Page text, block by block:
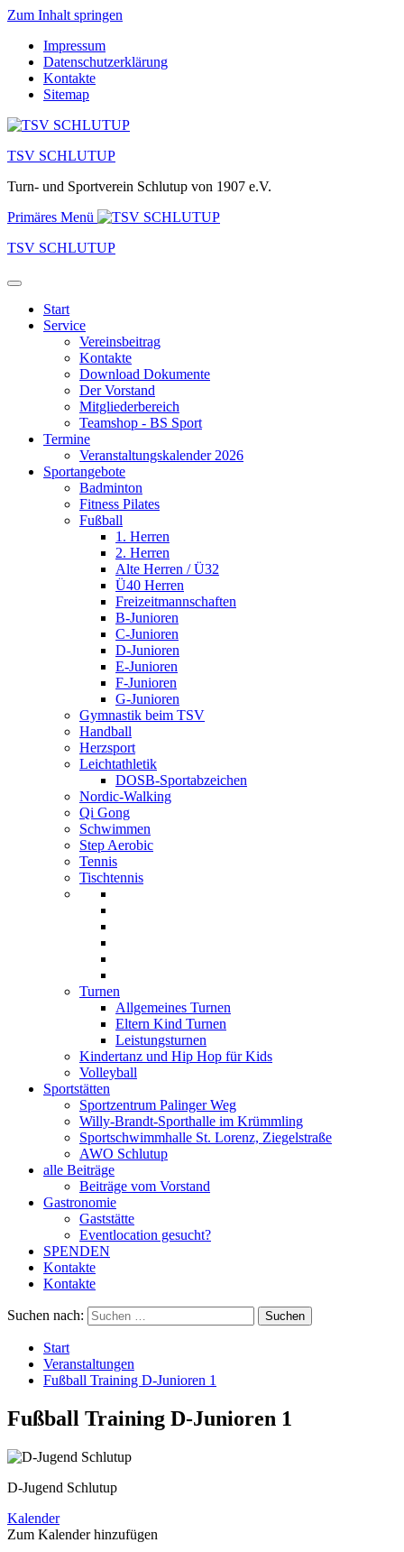
Zum Inhalt springen
Impressum
Datenschutzerklärung
Kontakte
Sitemap
TSV SCHLUTUP
Turn- und Sportverein Schlutup von 1907 e.V.
Primäres Menü
TSV SCHLUTUP
Start
Service
Vereinsbeitrag
Kontakte
Download Dokumente
Der Vorstand
Mitgliederbereich
Teamshop - BS Sport
Termine
Veranstaltungskalender 2026
Sportangebote
Badminton
Fitness Pilates
Fußball
1. Herren
2. Herren
Alte Herren / Ü32
Ü40 Herren
Freizeitmannschaften
B-Junioren
C-Junioren
D-Junioren
E-Junioren
F-Junioren
G-Junioren
Gymnastik beim TSV
Handball
Herzsport
Leichtathletik
DOSB-Sportabzeichen
Nordic-Walking
Qi Gong
Schwimmen
Step Aerobic
Tennis
Tischtennis
Turnen
Allgemeines Turnen
Eltern Kind Turnen
Leistungsturnen
Kindertanz und Hip Hop für Kids
Volleyball
Sportstätten
Sportzentrum Palinger Weg
Willy-Brandt-Sporthalle im Krümmling
Sportschwimmhalle St. Lorenz, Ziegelstraße
AWO Schlutup
alle Beiträge
Beiträge vom Vorstand
Gastronomie
Gaststätte
Eventlocation gesucht?
SPENDEN
Kontakte
Kontakte
Suchen nach:
Start
Veranstaltungen
Fußball Training D-Junioren 1
Fußball Training D-Junioren 1
D-Jugend Schlutup
Kalender
Zum Kalender hinzufügen